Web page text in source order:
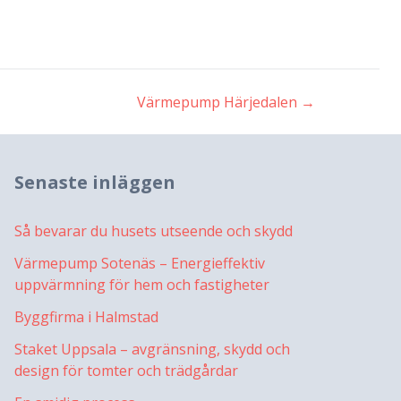
Värmepump Härjedalen →
Senaste inläggen
Så bevarar du husets utseende och skydd
Värmepump Sotenäs – Energieffektiv
uppvärmning för hem och fastigheter
Byggfirma i Halmstad
Staket Uppsala – avgränsning, skydd och
design för tomter och trädgårdar